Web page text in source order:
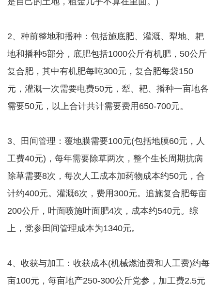
2、种前整地和播种：包括施底肥、灌溉、犁地、耙
地和播种5部分，底肥包括1000公斤有机肥，50公斤
复合肥，其中有机肥每吨300元，复合肥每袋150
元，灌溉一次需要电费50元，犁、耙、播种一亩地各
需要50元，以上合计共计需要费用650-700元。
3、田间管理：覆地膜需要100元(包括地膜60元，人
工费40元)，每年需要除草两次，整个生长周期抗病
除草需要8次，每次人工成本加药物成本约50元，合
计约400元。灌溉6次，费用300元。追施复合肥每亩
200公斤，叶面喷施叶面肥4次，成本约540元。综
上，党参田间管理成本为1340元。
4、收获与加工：收获成本(机械燃油费和人工费)约每
亩100元，每亩地产250-300公斤党参，加工费2.5元